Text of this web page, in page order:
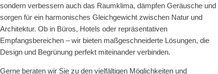
sondern verbessern auch das Raumklima, dämpfen Geräusche und
sorgen für ein harmonisches Gleichgewicht zwischen Natur und
Architektur. Ob in Büros, Hotels oder repräsentativen
Empfangsbereichen – wir bieten maßgeschneiderte Lösungen, die
Design und Begrünung perfekt miteinander verbinden.
Gerne beraten wir Sie zu den vielfältigen Möglichkeiten und